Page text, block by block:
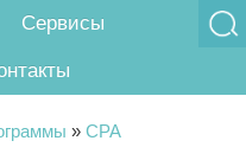
Сервисы
» CPA